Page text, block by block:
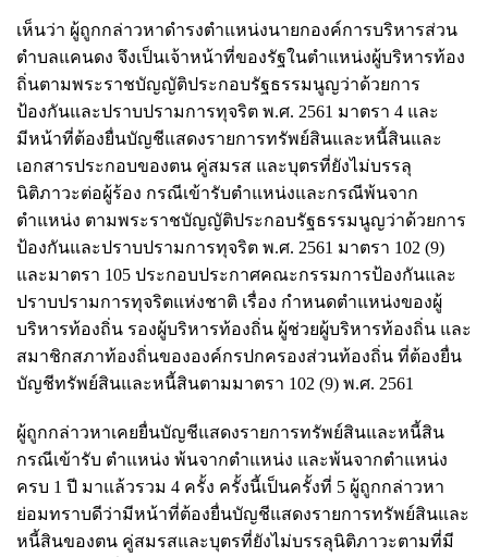
เห็นว่า ผู้ถูกกล่าวหาดำรงตำแหน่งนายกองค์การบริหารส่วน
ตำบลแคนดง จึงเป็นเจ้าหน้าที่ของรัฐในตำแหน่งผู้บริหารท้อง
ถิ่นตามพระราชบัญญัติประกอบรัฐธรรมนูญว่าด้วยการ
ป้องกันและปราบปรามการทุจริต พ.ศ. 2561 มาตรา 4 และ
มีหน้าที่ต้องยื่นบัญชีแสดงรายการทรัพย์สินและหนี้สินและ
เอกสารประกอบของตน คู่สมรส และบุตรที่ยังไม่บรรลุ
นิติภาวะต่อผู้ร้อง กรณีเข้ารับตำแหน่งและกรณีพ้นจาก
ตำแหน่ง ตามพระราชบัญญัติประกอบรัฐธรรมนูญว่าด้วยการ
ป้องกันและปราบปรามการทุจริต พ.ศ. 2561 มาตรา 102 (9)
และมาตรา 105 ประกอบประกาศคณะกรรมการป้องกันและ
ปราบปรามการทุจริตแห่งชาติ เรื่อง กำหนดตำแหน่งของผู้
บริหารท้องถิ่น รองผู้บริหารท้องถิ่น ผู้ช่วยผู้บริหารท้องถิ่น และ
สมาชิกสภาท้องถิ่นขององค์กรปกครองส่วนท้องถิ่น ที่ต้องยื่น
บัญชีทรัพย์สินและหนี้สินตามมาตรา 102 (9) พ.ศ. 2561
ผู้ถูกกล่าวหาเคยยื่นบัญชีแสดงรายการทรัพย์สินและหนี้สิน
กรณีเข้ารับ ตำแหน่ง พ้นจากตำแหน่ง และพ้นจากตำแหน่ง
ครบ 1 ปี มาแล้วรวม 4 ครั้ง ครั้งนี้เป็นครั้งที่ 5 ผู้ถูกกล่าวหา
ย่อมทราบดีว่ามีหน้าที่ต้องยื่นบัญชีแสดงรายการทรัพย์สินและ
หนี้สินของตน คู่สมรสและบุตรที่ยังไม่บรรลุนิติภาวะตามที่มี